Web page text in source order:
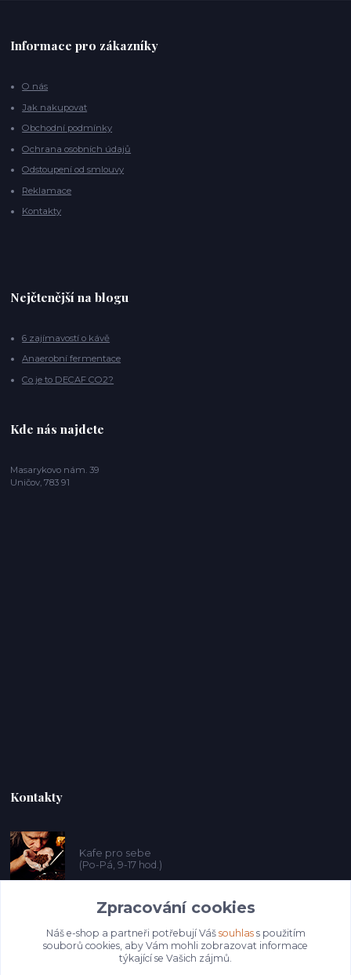
Informace pro zákazníky
O nás
Jak nakupovat
Obchodní podmínky
Ochrana osobních údajů
Odstoupení od smlouvy
Reklamace
Kontakty
Nejčtenější na blogu
6 zajímavostí o kávě
Anaerobní fermentace
Co je to DECAF CO2?
Kde nás najdete
Masarykovo nám. 39
Uničov, 783 91
Kontakty
Kafe pro sebe
(Po-Pá, 9-17 hod.)
prosebeunicov@seznam.cz
Zpracování cookies
Náš e-shop a partneři potřebují Váš souhlass použitím
souborů cookies, aby Vám mohli zobrazovat informace
týkající se Vašich zájmů.